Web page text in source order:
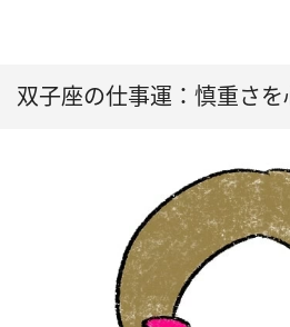
双子座の仕事運：慎重さ